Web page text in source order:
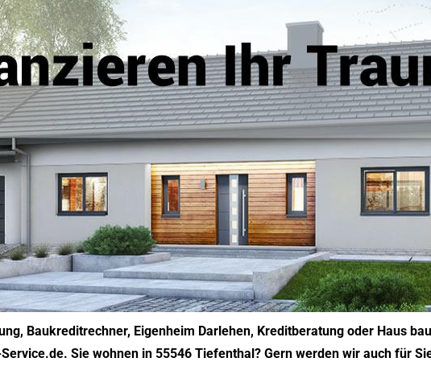
Baukreditrechner, Eigenheim Darlehen, Kreditberatung oder Haus
Sie wohnen in 55546 Tiefenthal? Gern werden wir auch für